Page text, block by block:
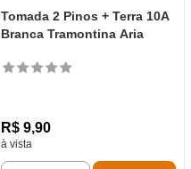
Tomada 2 Pinos + Terra 10A
Branca Tramontina Aria
R$ 9,90
à vista